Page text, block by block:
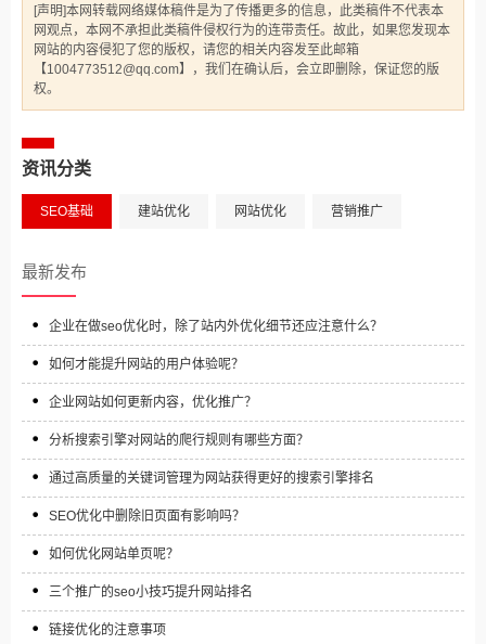
[声明]本网转载网络媒体稿件是为了传播更多的信息，此类稿件不代表本
网观点，本网不承担此类稿件侵权行为的连带责任。故此，如果您发现本
网站的内容侵犯了您的版权，请您的相关内容发至此邮箱
【1004773512@qq.com】，我们在确认后，会立即删除，保证您的版
权。
资讯分类
SEO基础 建站优化 网站优化 营销推广
最新发布
企业在做seo优化时，除了站内外优化细节还应注意什么？
如何才能提升网站的用户体验呢？
企业网站如何更新内容，优化推广？
分析搜索引擎对网站的爬行规则有哪些方面？
通过高质量的关键词管理为网站获得更好的搜索引擎排名
SEO优化中删除旧页面有影响吗？
如何优化网站单页呢？
三个推广的seo小技巧提升网站排名
链接优化的注意事项